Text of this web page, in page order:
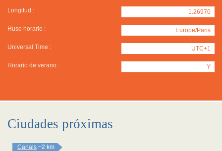
Longitud : 1.26970
Huso horario : Europe/Paris
Universal Time : UTC+1
Horario de verano : Y
Ciudades próximas
Canals ~2 km